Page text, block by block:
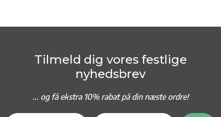
Tilmeld dig vores festlige
nyhedsbrev
... og få ekstra 10% rabat på din næste ordre!